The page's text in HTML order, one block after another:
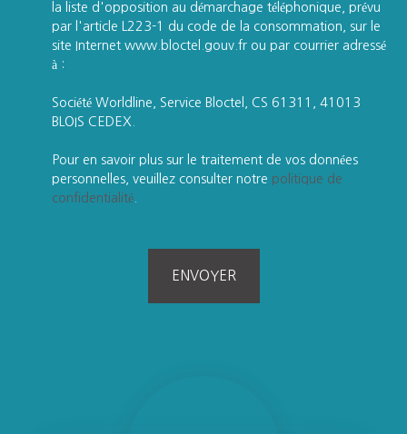
la liste d'opposition au démarchage téléphonique, prévu
par l'article L223-1 du code de la consommation, sur le
site Internet www.bloctel.gouv.fr ou par courrier adressé
à :
Société Worldline, Service Bloctel, CS 61311, 41013
BLOIS CEDEX.
Pour en savoir plus sur le traitement de vos données
personnelles, veuillez consulter notre politique de
confidentialité
ENVOYER